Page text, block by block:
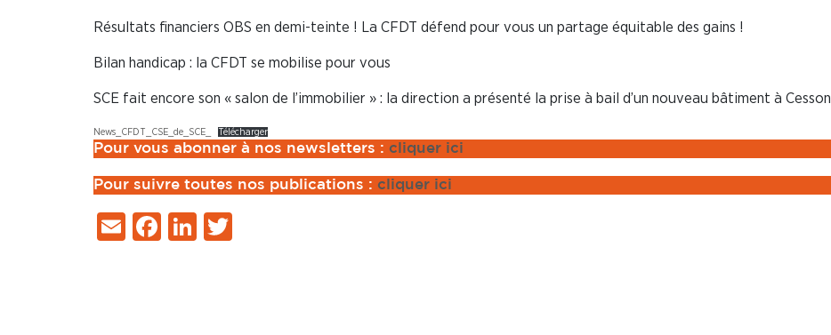
Résultats financiers OBS en demi-teinte ! La CFDT défend pour vous un partage équitable des gains !
Bilan handicap : la CFDT se mobilise pour vous
SCE fait encore son « salon de l’immobilier » : la direction a présenté la prise à bail d’un nouveau bâtiment à Cesson
News_CFDT_CSE_de_SCE_ Télécharger
Pour vous abonner à nos newsletters : cliquer ici
Pour suivre toutes nos publications : cliquer ici
EmailFacebook
LinkedIn